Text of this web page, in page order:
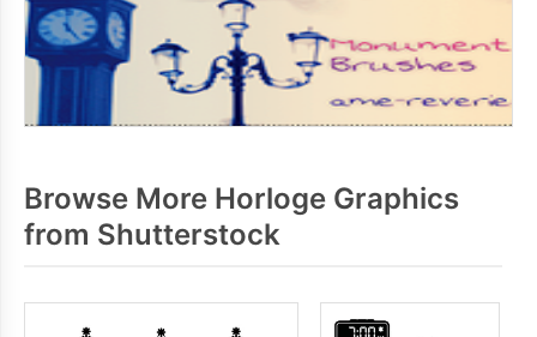
Browse More Horloge Graphics
from Shutterstock